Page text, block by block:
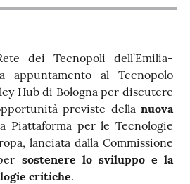
dei Tecnopoli dell’Emilia-
appuntamento al Tecnopolo
Hub di Bologna per discutere
previste della nuova
Piattaforma per le Tecnologie
lanciata dalla Commissione
sostenere lo sviluppo e la
critiche.